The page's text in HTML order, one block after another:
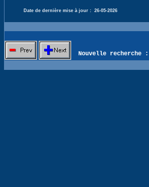
Date de dernière mise à jour : 26-05-2026
Nouvelle recherche :